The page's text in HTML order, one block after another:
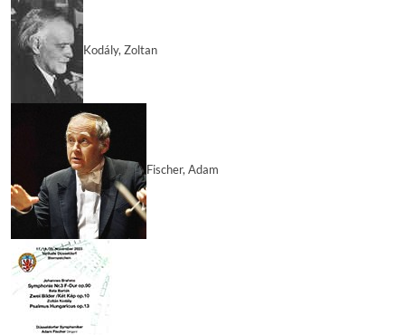
Kodály, Zoltan
Fischer, Adam